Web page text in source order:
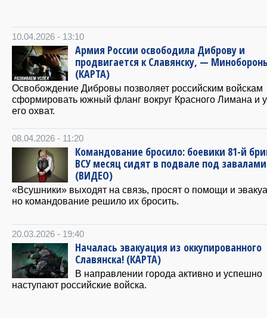
10.04.2026 - 13:10
Армия России освободила Диброву и
продвигается к Славянску, —
(КАРТА)
Освобождение Дибровы позволяет российским войскам
сформировать южный фланг вокруг Красного Лимана и
его охват.
08.04.2026 - 11:20
Командование бросило: боевики 81-й
ВСУ месяц сидят в подвале под завалами
(ВИДЕО)
«Всушники» выходят на связь, просят о помощи и
но командование решило их бросить.
20.03.2026 - 19:40
Началась эвакуация из оккупированного
Славянска! (КАРТА)
В направлении города активно и успешно
наступают российские войска.